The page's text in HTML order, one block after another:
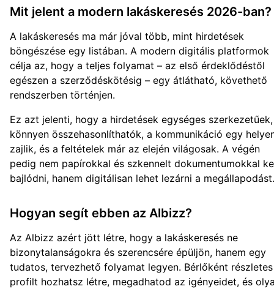
Mit jelent a modern lakáskeresés 2026-ban?
A lakáskeresés ma már jóval több, mint hirdetések
böngészése egy listában. A modern digitális platformok
célja az, hogy a teljes folyamat – az első érdeklődéstől
egészen a szerződéskötésig – egy átlátható, követhető
rendszerben történjen.
Ez azt jelenti, hogy a hirdetések egységes szerkezetűek,
könnyen összehasonlíthatók, a kommunikáció egy
zajlik, és a feltételek már az elején világosak. A végén
pedig nem papírokkal és szkennelt dokumentumokkal
bajlódni, hanem digitálisan lehet lezárni a megállapodást.
Hogyan segít ebben az Albizz?
Az Albizz azért jött létre, hogy a lakáskeresés ne
bizonytalanságokra és szerencsére épüljön, hanem egy
tudatos, tervezhető folyamat legyen. Bérlőként részletes
profilt hozhatsz létre, megadhatod az igényeidet, és